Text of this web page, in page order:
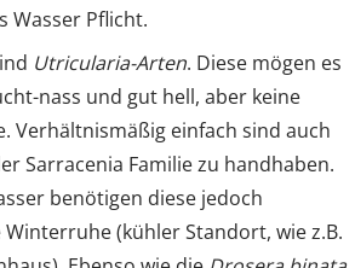
Wasser Pflicht.
Utricularia-Arten. Diese mögen es
nass und gut hell, aber keine
Verhältnismäßig einfach sind auch
Sarracenia Familie zu handhaben.
benötigen diese jedoch
(kühler Standort, wie z.B.